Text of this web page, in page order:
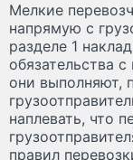
Мелкие
напрямую с
разделе 1
обязательства
они выполняют,
наплевать, что
правил